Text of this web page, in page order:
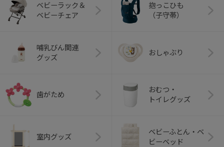
ベビーラック＆
ベビーチェア
抱っこひも
（子守帯）
哺乳びん関連
グッズ
おしゃぶり
歯がため
おむつ・
トイレグッズ
室内グッズ
ベビーふとん・ベ
ビーベッド